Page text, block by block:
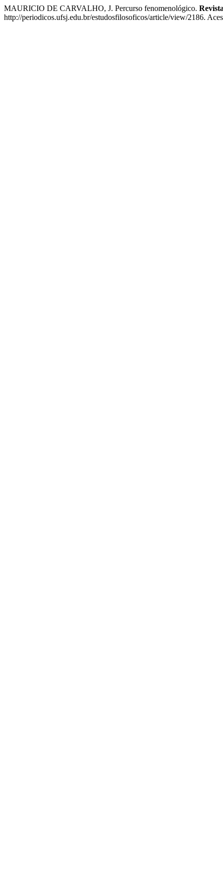
MAURICIO DE CARVALHO, J. Percurso fenomenológico.
http://periodicos.ufsj.edu.br/estudosfilosoficos/article/view/2186.